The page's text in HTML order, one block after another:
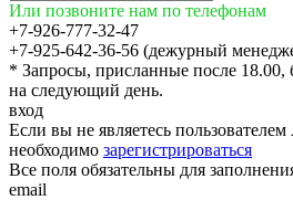
Или позвоните нам по телефонам
+7-926-777-32-47
+7-925-642-36-56 (дежурный
* Запросы, присланные после 18.00,
на следующий день.
вход
Если вы не являетесь
необходимо зарегистрироваться
Все поля обязательны для
email